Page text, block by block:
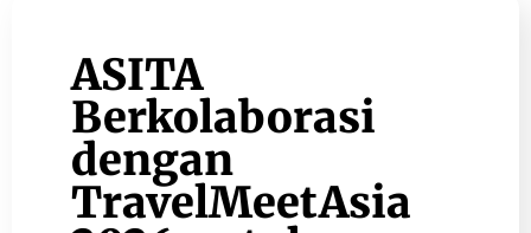
ASITA
Berkolaborasi
dengan
TravelMeetAsia